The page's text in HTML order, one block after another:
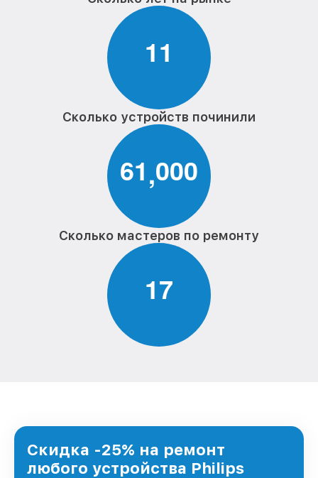
11
Сколько устройств починили
61,000
Сколько мастеров по ремонту
17
Скидка -25% на ремонт
любого устройства Philips